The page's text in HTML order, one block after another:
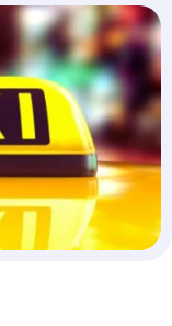
niet
mensen die
Zo
stress